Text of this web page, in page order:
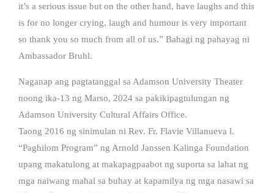
it’s a serious issue but on the other hand, have laughs and this
is for no longer crying, laugh and humour is very important
so thank you so much from all of us.” Bahagi ng pahayag ni
Ambassador Bruhl.
Naganap ang pagtatanggal sa Adamson University Theater
noong ika-13 ng Marso, 2024 sa pakikipagtulungan ng
Adamson University Cultural Affairs Office.
Taong 2016 ng sinimulan ni Rev. Fr. Flavie Villanueva l.
“Paghilom Program” ng Arnold Janssen Kalinga Foundation
upang makatulong at makapagpaabot ng suporta sa lahat ng
mga naiwang mahal sa buhay at kapamilya ng mga nasawi sa